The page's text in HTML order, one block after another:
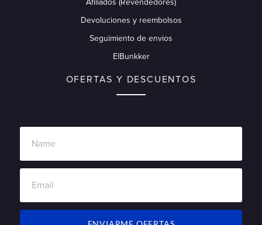
Afiliados (Revendedores)
Devoluciones y reembolsos
Seguimiento de envios
ElBunkker
OFERTAS Y DESCUENTOS